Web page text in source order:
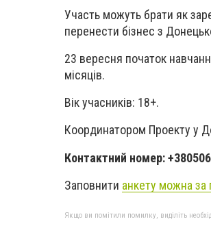
Участь можуть брати як
перенести бізнес з
23 вересня початок
місяців.
Вік учасників: 18+.
Координатором Проекту у
Контактний номер:
Заповнити анкету можна за
Якщо ви помітили помилку, виділіть